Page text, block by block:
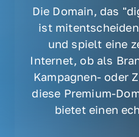
Die Domain, das
ist
und spielt eine
Internet, ob als
Kampagnen- oder
diese Premium-
bietet einen